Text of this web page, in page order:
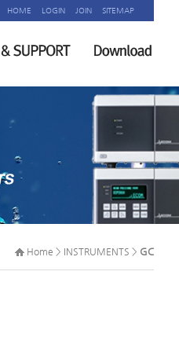
HOME LOGIN JOIN SITEMAP
Home > INSTRUMENTS > GC